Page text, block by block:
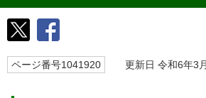
ページ番号1041920 更新日 令和6年3